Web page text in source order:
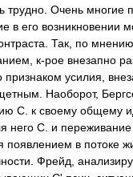
трудно. Очень многие
в его возникновении
Так, по
к-рое внезапно
признаком усилия,
Наоборот,
С. к своему общему
него С. и переживание
появлением в потоке
Фрейд,